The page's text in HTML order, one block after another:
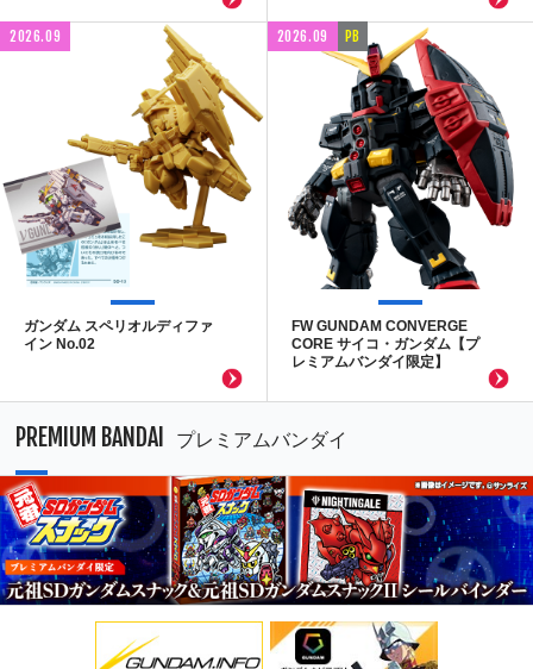
2026.09
ガンダム スペリオルディファ
イン No.02
2026.09 PB
FW GUNDAM CONVERGE
CORE サイコ・ガンダム【プ
レミアムバンダイ限定】
PREMIUM BANDAI プレミアムバンダイ